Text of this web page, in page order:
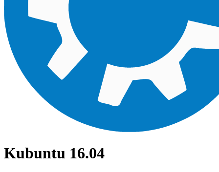
Kubuntu 16.04